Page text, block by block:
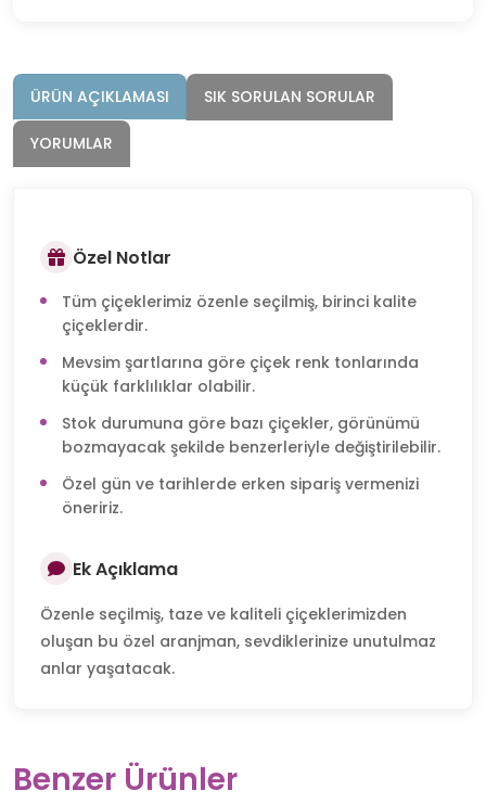
ÜRÜN AÇIKLAMASI SIK SORULAN SORULAR
YORUMLAR
Özel Notlar
Tüm çiçeklerimiz özenle seçilmiş, birinci kalite
çiçeklerdir.
Mevsim şartlarına göre çiçek renk tonlarında
küçük farklılıklar olabilir.
Stok durumuna göre bazı çiçekler, görünümü
bozmayacak şekilde benzerleriyle değiştirilebilir.
Özel gün ve tarihlerde erken sipariş vermenizi
öneririz.
Ek Açıklama
Özenle seçilmiş, taze ve kaliteli çiçeklerimizden
oluşan bu özel aranjman, sevdiklerinize unutulmaz
anlar yaşatacak.
Benzer Ürünler